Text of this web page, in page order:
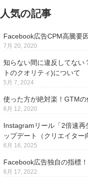
人気の記事
Facebook広告CPM高騰要
7月 20, 2020
知らない間に違反してない
トのクオリティ)について
5月 7, 2024
使った方が絶対楽！GTM
6月 12, 2020
Instagramリール「2倍速
ップデート（クリエイター
6月 16, 2025
Facebook広告独自の指標
6月 17, 2022